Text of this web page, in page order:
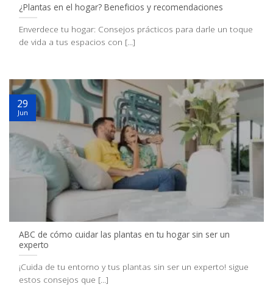
¿Plantas en el hogar? Beneficios y recomendaciones
Enverdece tu hogar: Consejos prácticos para darle un toque
de vida a tus espacios con [...]
ABC de cómo cuidar las plantas en tu hogar sin ser un
experto
¡Cuida de tu entorno y tus plantas sin ser un experto! sigue
estos consejos que [...]
29
Jun